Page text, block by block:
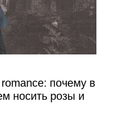
почему в
носить розы и